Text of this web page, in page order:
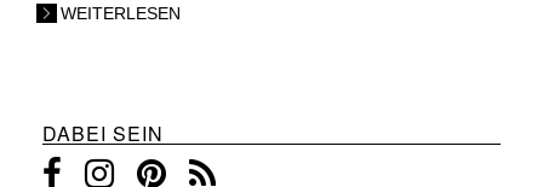
WEITERLESEN
DABEI SEIN